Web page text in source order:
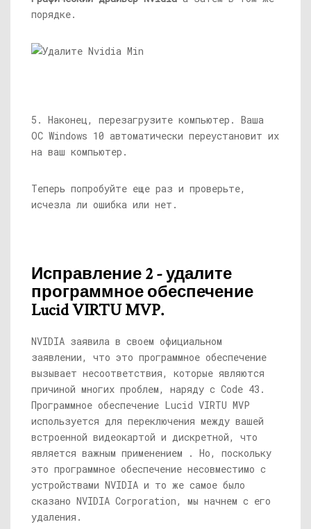
порядке.
5. Наконец, перезагрузите компьютер. Ваша
ОС Windows 10 автоматически переустановит их
на ваш компьютер.
Теперь попробуйте еще раз и проверьте,
исчезла ли ошибка или нет.
Исправление 2 - удалите
программное обеспечение
Lucid VIRTU MVP.
NVIDIA заявила в своем официальном
заявлении, что это программное обеспечение
вызывает несоответствия, которые являются
причиной многих проблем, наряду с Code 43.
Программное обеспечение Lucid VIRTU MVP
используется для переключения между вашей
встроенной видеокартой и дискретной, что
является важным применением . Но, поскольку
это программное обеспечение несовместимо с
устройствами NVIDIA и то же самое было
сказано NVIDIA Corporation, мы начнем с его
удаления.